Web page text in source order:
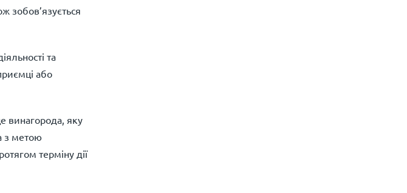
зобов’язується
та
або
винагорода, яку
з метою
терміну дії